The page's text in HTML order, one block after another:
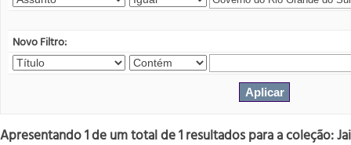
Novo Filtro:
Apresentando 1 de um total de 1 resultados para a coleção: